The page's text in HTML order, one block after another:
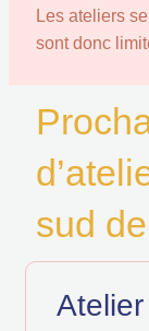
Les ateliers
sont donc
sud